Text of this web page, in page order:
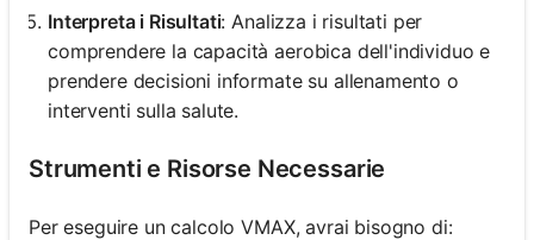
Interpreta i Risultati: Analizza i risultati per
comprendere la capacità aerobica dell'individuo e
prendere decisioni informate su allenamento o
interventi sulla salute.
Strumenti e Risorse Necessarie
Per eseguire un calcolo VMAX, avrai bisogno di: